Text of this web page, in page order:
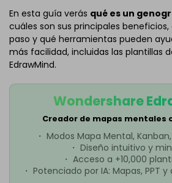
En esta guía verás qué es un
cuáles son sus principales
paso y qué herramientas pueden
más facilidad, incluidas las plantillas
EdrawMind.
Wondershare
Creador de mapas mentales
・ Modos Mapa Mental,
・ Diseño intuitivo y
・ Acceso a +10,000
・ Potenciado por IA: Mapas, PPT